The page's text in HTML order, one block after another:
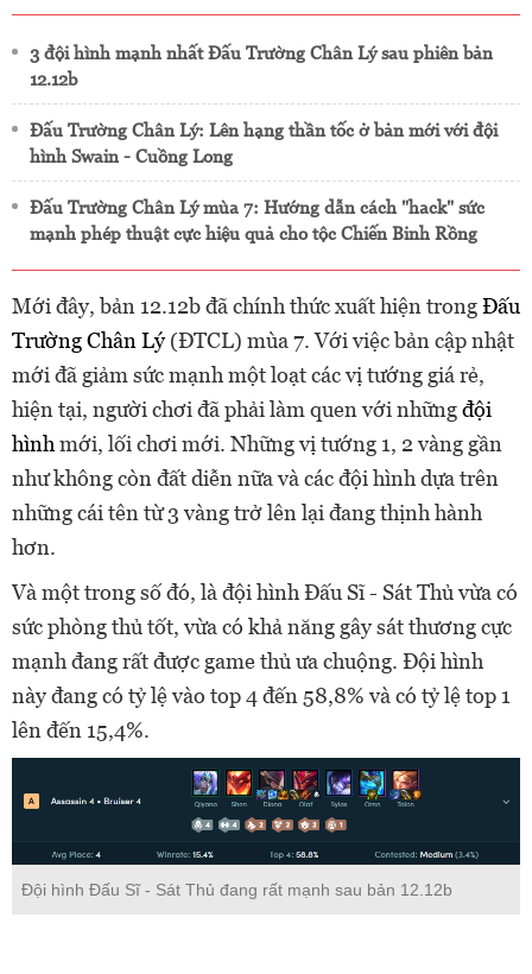
3 đội hình mạnh nhất Đấu Trường Chân Lý sau phiên bản
12.12b
Đấu Trường Chân Lý: Lên hạng thần tốc ở bản mới với đội
hình Swain - Cuồng Long
Đấu Trường Chân Lý mùa 7: Hướng dẫn cách "hack" sức
mạnh phép thuật cực hiệu quả cho tộc Chiến Binh Rồng
Mới đây, bản 12.12b đã chính thức xuất hiện trongĐấu
Trường Chân Lý(ĐTCL) mùa 7. Với việc bản cập nhật
mới đã giảm sức mạnh một loạt các vị tướng giá rẻ,
hiện tại, người chơi đã phải làm quen với nhữngđội
hìnhmới, lối chơi mới. Những vị tướng 1, 2 vàng gần
như không còn đất diễn nữa và các đội hình dựa trên
những cái tên từ 3 vàng trở lên lại đang thịnh hành
hơn.
Và một trong số đó, là đội hình Đấu Sĩ - Sát Thủ vừa có
sức phòng thủ tốt, vừa có khả năng gây sát thương cực
mạnh đang rất được game thủ ưa chuộng. Đội hình
này đang có tỷ lệ vào top 4 đến 58,8% và có tỷ lệ top 1
lên đến 15,4%.
Đội hình Đấu Sĩ - Sát Thủ đang rất mạnh sau bản 12.12b